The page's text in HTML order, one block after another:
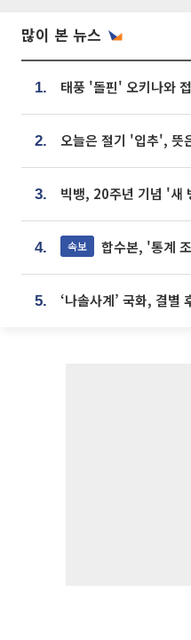
많이 본 뉴스
1.
2. 오늘은 절기 '입추', 뜻
3.
4. 속보 합수본, '통계 조작' 서
5.